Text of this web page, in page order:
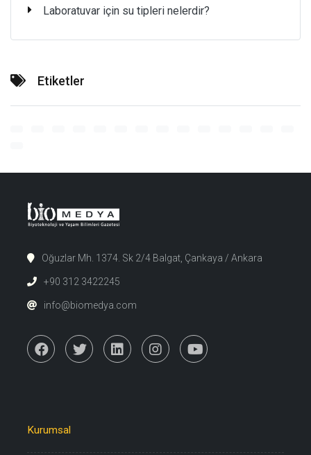
Laboratuvar için su tipleri nelerdir?
Etiketler
Oğuzlar Mh. 1374. Sk 2/4 Balgat, Çankaya / Ankara
+90 312 3422245
info@biomedya.com
Kurumsal